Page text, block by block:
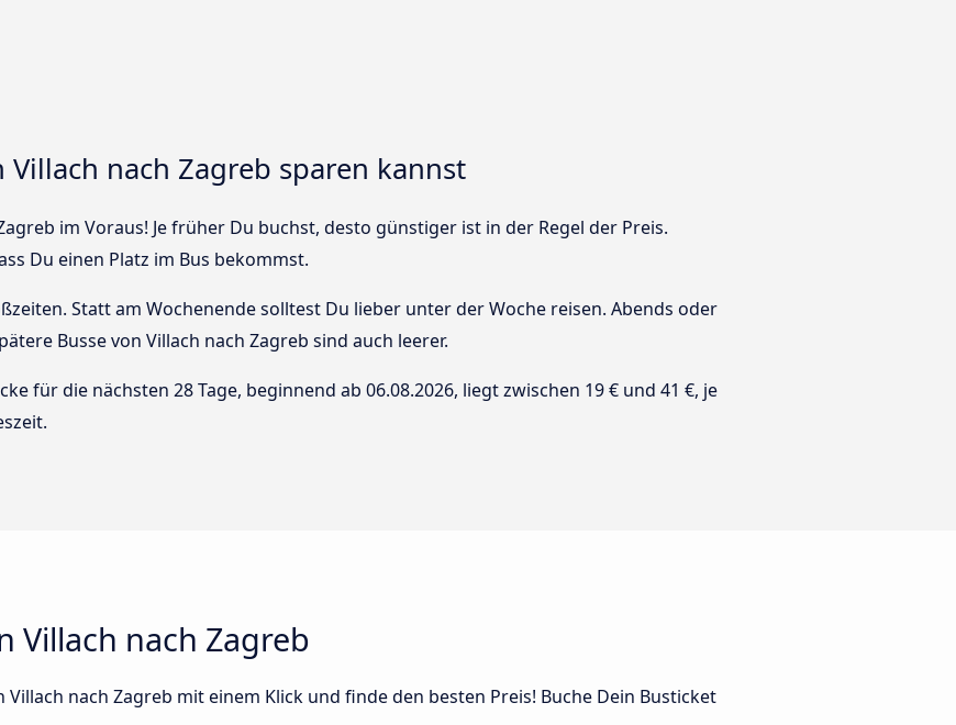
nach Zagreb sparen kannst
im Voraus! Je früher Du buchst, desto günstiger ist in der Regel der Preis.
Du einen Platz im Bus bekommst.
Statt am Wochenende solltest Du lieber unter der Woche reisen. Abends oder
Busse von Villach nach Zagreb sind auch leerer.
für die nächsten 28 Tage, beginnend ab 06.08.2026, liegt zwischen 19 € und 41 €, je
Villach nach Zagreb
Villach nach Zagreb mit einem Klick und finde den besten Preis! Buche Dein Busticket